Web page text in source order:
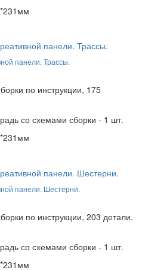
панели. Трассы.
по инструкции, 175
со схемами сборки - 1 шт.
панели. Шестерни.
по инструкции, 203 детали.
со схемами сборки - 1 шт.